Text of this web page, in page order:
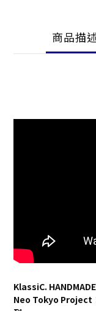
商品描
KlassiC.
Neo Tokyo Project